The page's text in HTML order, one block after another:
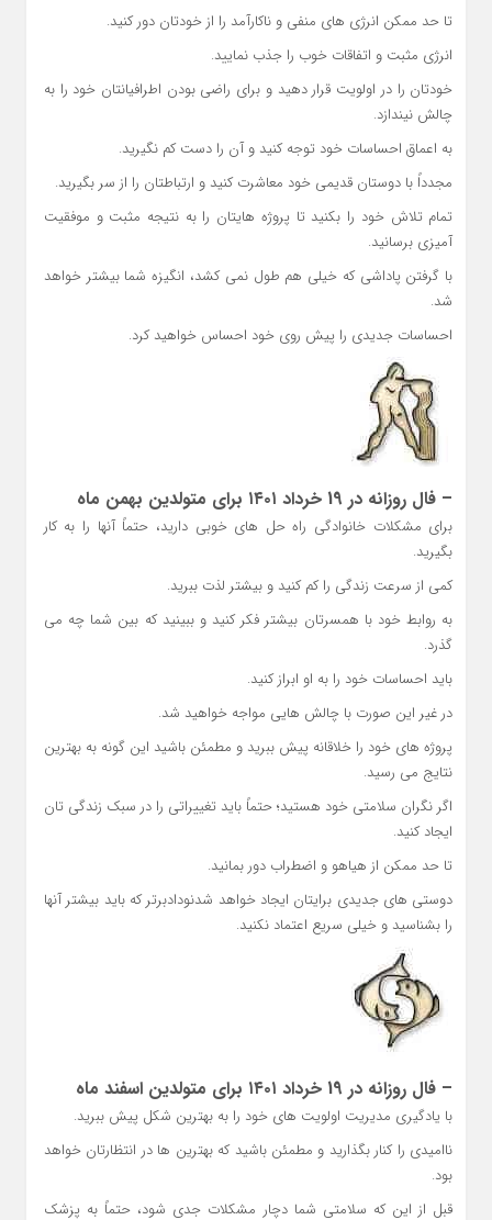
تا حد ممکن انرژی های منفی و ناکارآمد را از خودتان دور کنید.
انرژی مثبت و اتفاقات خوب را جذب نمایید.
خودتان را در اولویت قرار دهید و برای راضی بودن اطرافیانتان خود را به
چالش نیندازد.
به اعماق احساسات خود توجه کنید و آن را دست کم نگیرید.
مجدداً با دوستان قدیمی خود معاشرت کنید و ارتباطتان را از سر بگیرید.
تمام تلاش خود را بکنید تا پروژه هایتان را به نتیجه مثبت و موفقیت
آمیزی برسانید.
با گرفتن پاداشی که خیلی هم طول نمی کشد، انگیزه شما بیشتر خواهد
شد.
احساسات جدیدی را پیش روی خود احساس خواهید کرد.
– فال روزانه در 19 خرداد ۱۴۰۱ برای متولدین بهمن ماه
برای مشکلات خانوادگی راه حل های خوبی دارید، حتماً آنها را به کار
بگیرید.
کمی از سرعت زندگی را کم کنید و بیشتر لذت ببرید.
به روابط خود با همسرتان بیشتر فکر کنید و ببینید که بین شما چه می
گذرد.
باید احساسات خود را به او ابراز کنید.
در غیر این صورت با چالش هایی مواجه خواهید شد.
پروژه های خود را خلاقانه پیش ببرید و مطمئن باشید این گونه به بهترین
نتایج می رسید.
اگر نگران سلامتی خود هستید؛ حتماً باید تغییراتی را در سبک زندگی تان
ایجاد کنید.
تا حد ممکن از هیاهو و اضطراب دور بمانید.
دوستی های جدیدی برایتان ایجاد خواهد شدنودادبرتر که باید بیشتر آنها
را بشناسید و خیلی سریع اعتماد نکنید.
– فال روزانه در 19 خرداد ۱۴۰۱ برای متولدین اسفند ماه
با یادگیری مدیریت اولویت های خود را به بهترین شکل پیش ببرید.
ناامیدی را کنار بگذارید و مطمئن باشید که بهترین ها در انتظارتان خواهد
بود.
قبل از این که سلامتی شما دچار مشکلات جدی شود، حتماً به پزشک